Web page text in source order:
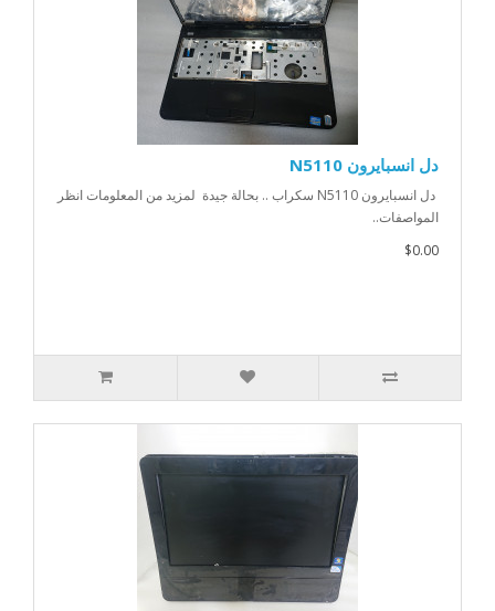
دل انسبايرون N5110
دل انسبايرون N5110 سكراب .. بحالة جيدة لمزيد من المعلومات انظر
المواصفات..
$0.00